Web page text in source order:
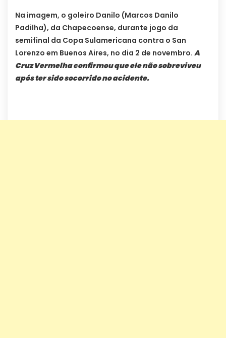
Na imagem, o goleiro Danilo (Marcos Danilo
Padilha), da Chapecoense, durante jogo da
semifinal da Copa Sulamericana contra o San
Lorenzo em Buenos Aires, no dia 2 de novembro. A
Cruz Vermelha confirmou que ele não sobreviveu
após ter sido socorrido no acidente.